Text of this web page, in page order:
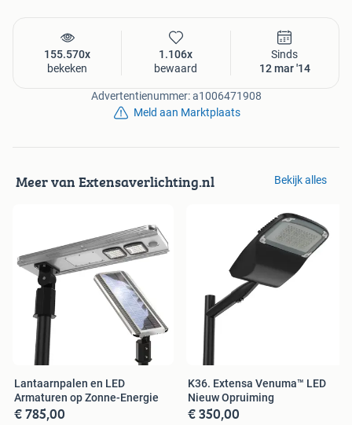
155.570x
bekeken
1.106x
bewaard
Sinds
12 mar '14
Advertentienummer: a1006471908
Meld aan Marktplaats
Meer van Extensaverlichting.nl Bekijk alles
Lantaarnpalen en LED
Armaturen op Zonne-Energie
€ 785,00
K36. Extensa Venuma™ LED
Nieuw Opruiming
€ 350,00